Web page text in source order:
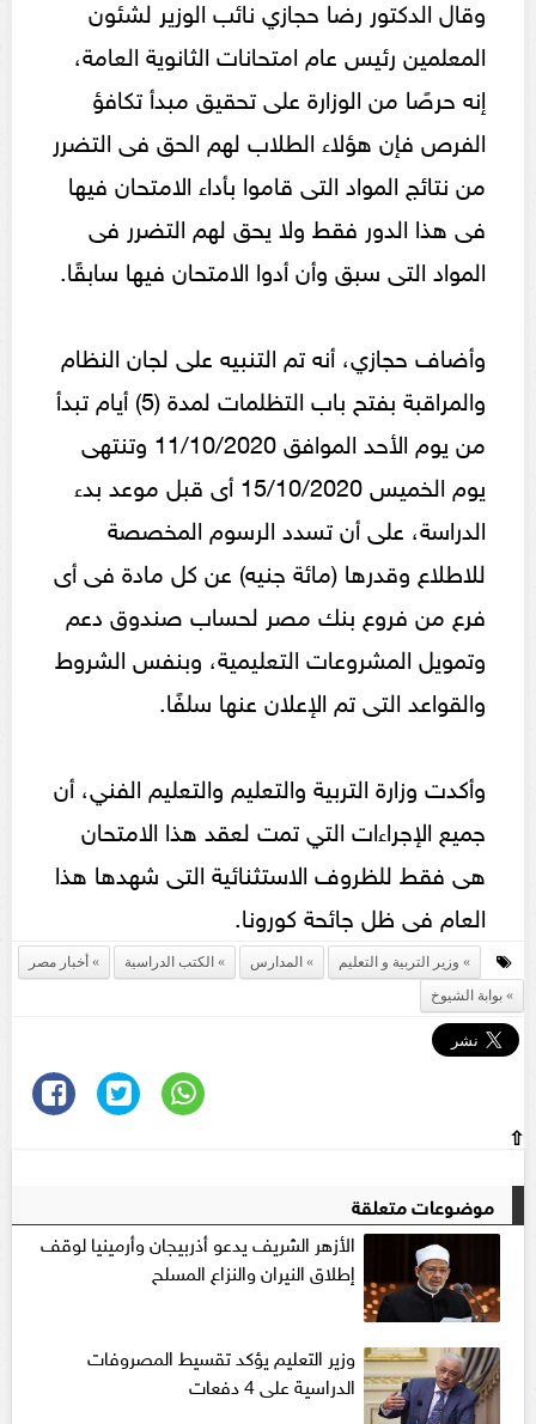
وقال الدكتور رضا حجازي نائب الوزير لشئون
المعلمين رئيس عام امتحانات الثانوية العامة،
إنه حرصًا من الوزارة على تحقيق مبدأ تكافؤ
الفرص فإن هؤلاء الطلاب لهم الحق فى التضرر
من نتائج المواد التى قاموا بأداء الامتحان فيها
فى هذا الدور فقط ولا يحق لهم التضرر فى
المواد التى سبق وأن أدوا الامتحان فيها سابقًا.
وأضاف حجازي، أنه تم التنبيه على لجان النظام
والمراقبة بفتح باب التظلمات لمدة (5) أيام تبدأ
من يوم الأحد الموافق 11/10/2020 وتنتهى
يوم الخميس 15/10/2020 أى قبل موعد بدء
الدراسة، على أن تسدد الرسوم المخصصة
للاطلاع وقدرها (مائة جنيه) عن كل مادة فى أى
فرع من فروع بنك مصر لحساب صندوق دعم
وتمويل المشروعات التعليمية، وبنفس الشروط
والقواعد التى تم الإعلان عنها سلفًا.
وأكدت وزارة التربية والتعليم والتعليم الفني، أن
جميع الإجراءات التي تمت لعقد هذا الامتحان
هى فقط للظروف الاستثنائية التى شهدها هذا
العام فى ظل جائحة كورونا.
وزير التربية و التعليم المدارس الكتب الدراسية
أخبار مصر
بوابة الشيوخ
⇧
موضوعات متعلقة
الأزهر الشريف يدعو أذربيجان وأرمينيا لوقف
إطلاق النيران والنزاع المسلح
وزير التعليم يؤكد تقسيط المصروفات
الدراسية على 4 دفعات